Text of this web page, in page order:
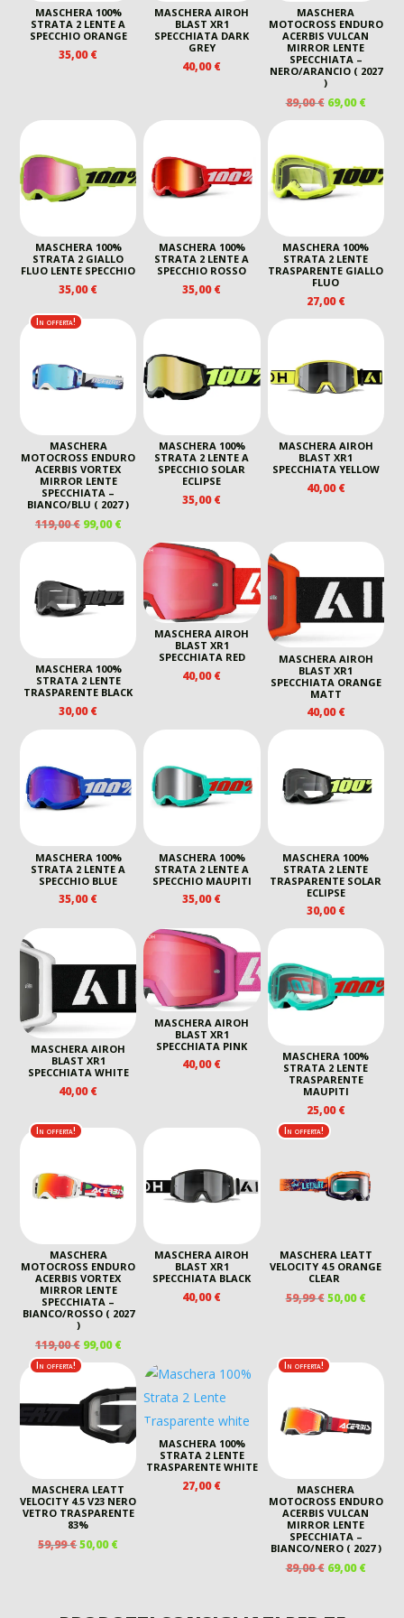
MASCHERA 100%
STRATA 2 LENTE A
SPECCHIO ORANGE
35,00€
MASCHERA AIROH
BLAST XR1
SPECCHIATA DARK
GREY
40,00€
MASCHERA
MOTOCROSS ENDURO
ACERBIS VULCAN
MIRROR LENTE
SPECCHIATA –
NERO/ARANCIO ( 2027
)
89,00€ IL
PREZZO
ORIGINALE
89,00 €.
69,00€IL
69,00
MASCHERA 100%
STRATA 2 GIALLO
FLUO LENTE SPECCHIO
35,00€
MASCHERA 100%
STRATA 2 LENTE A
SPECCHIO ROSSO
35,00€
MASCHERA 100%
STRATA 2 LENTE
TRASPARENTE GIALLO
FLUO
27,00€
In offerta!
MASCHERA
MOTOCROSS ENDURO
ACERBIS VORTEX
MIRROR LENTE
SPECCHIATA –
BIANCO/BLU ( 2027 )
119,00€ IL
PREZZO
ORIGINALE
119,00 €.
99,00€IL
PREZZO
ATTUALE
99,00 €.
MASCHERA 100%
STRATA 2 LENTE A
SPECCHIO SOLAR
ECLIPSE
35,00€
MASCHERA AIROH
BLAST XR1
SPECCHIATA YELLOW
40,00€
MASCHERA 100%
STRATA 2 LENTE
TRASPARENTE BLACK
30,00€
MASCHERA AIROH
BLAST XR1
SPECCHIATA RED
40,00€
MASCHERA AIROH
BLAST XR1
SPECCHIATA ORANGE
MATT
40,00€
MASCHERA 100%
STRATA 2 LENTE A
SPECCHIO BLUE
35,00€
MASCHERA 100%
STRATA 2 LENTE A
SPECCHIO MAUPITI
35,00€
MASCHERA 100%
STRATA 2 LENTE
TRASPARENTE SOLAR
ECLIPSE
30,00€
MASCHERA AIROH
BLAST XR1
SPECCHIATA WHITE
40,00€
MASCHERA AIROH
BLAST XR1
SPECCHIATA PINK
40,00€
MASCHERA 100%
STRATA 2 LENTE
TRASPARENTE
MAUPITI
25,00€
In offerta!
MASCHERA
MOTOCROSS ENDURO
ACERBIS VORTEX
MIRROR LENTE
SPECCHIATA –
BIANCO/ROSSO ( 2027
)
119,00€ IL
PREZZO
ORIGINALE
ERA:
119,00 €.
99,00€IL
ATTUALE
È:
99,00 €.
MASCHERA AIROH
BLAST XR1
SPECCHIATA BLACK
40,00€
In offerta!
MASCHERA LEATT
VELOCITY 4.5 ORANGE
CLEAR
59,99€ IL
59,99 €.
50,00€IL
50,00
In offerta!
MASCHERA LEATT
VELOCITY 4.5 V23 NERO
VETRO TRASPARENTE
83%
59,99€IL
50,00€IL
MASCHERA 100%
STRATA 2 LENTE
TRASPARENTE WHITE
27,00€
In offerta!
MASCHERA
MOTOCROSS ENDURO
ACERBIS VULCAN
MIRROR LENTE
SPECCHIATA –
BIANCO/NERO ( 2027 )
89,00€ IL
ERA:
69,00€IL